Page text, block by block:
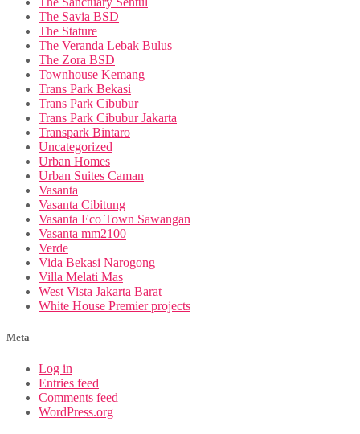
The Savia BSD
The Stature
The Veranda Lebak Bulus
The Zora BSD
Townhouse Kemang
Trans Park Bekasi
Trans Park Cibubur
Trans Park Cibubur Jakarta
Transpark Bintaro
Uncategorized
Urban Homes
Urban Suites Caman
Vasanta
Vasanta Cibitung
Vasanta Eco Town Sawangan
Vasanta mm2100
Verde
Vida Bekasi Narogong
Villa Melati Mas
West Vista Jakarta Barat
White House Premier projects
Meta
Log in
Entries feed
Comments feed
WordPress.org